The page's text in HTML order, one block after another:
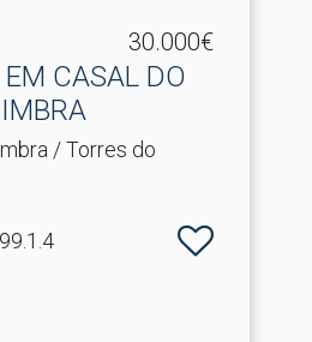
30.000€
CASAL DO
/ Torres do